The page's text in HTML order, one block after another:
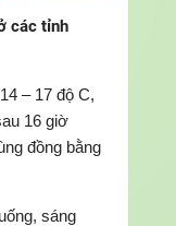
các tỉnh
– 17 độ C,
16 giờ
đồng bằng
sáng